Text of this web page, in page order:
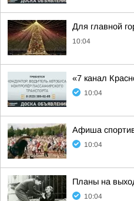
Для главной
10:04
«7 канал
10:04
Афиша
10:04
Планы на
10:04